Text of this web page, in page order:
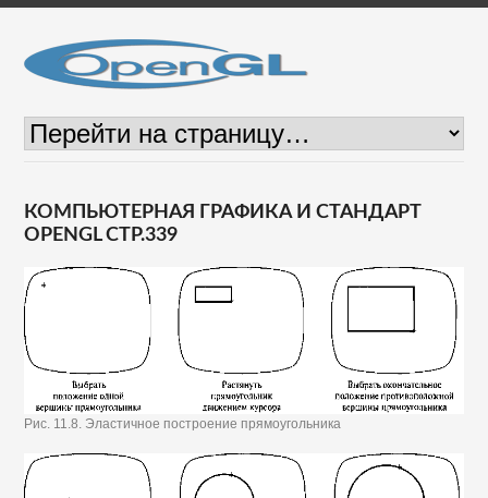
КОМПЬЮТЕРНАЯ ГРАФИКА И СТАНДАРТ
OPENGL СТР.339
Рис. 11.8. Эластичное построение прямоугольника